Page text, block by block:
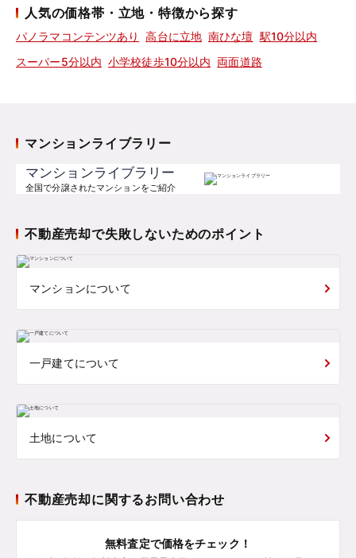
人気の価格帯・立地・特徴から探す
パノラマコンテンツあり 高台に立地 南ひな壇 駅10分以内
スーパー5分以内 小学校徒歩10分以内 両面道路
マンションライブラリー
マンションライブラリー
全国で分譲されたマンションをご紹介
不動産売却で失敗しないためのポイント
マンションについて
一戸建てについて
土地について
不動産売却に関するお問い合わせ
無料査定で価格をチェック！